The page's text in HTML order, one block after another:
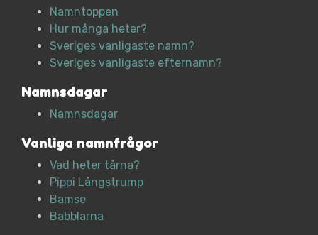
Namntoppen
Hur många heter?
Sveriges vanligaste namn?
Sveriges vanligaste efternamn?
Namnsdagar
Namnsdagar
Vanliga namnfrågor
Vad heter tårna?
Pippi Långstrump
Bamse
Babblarna